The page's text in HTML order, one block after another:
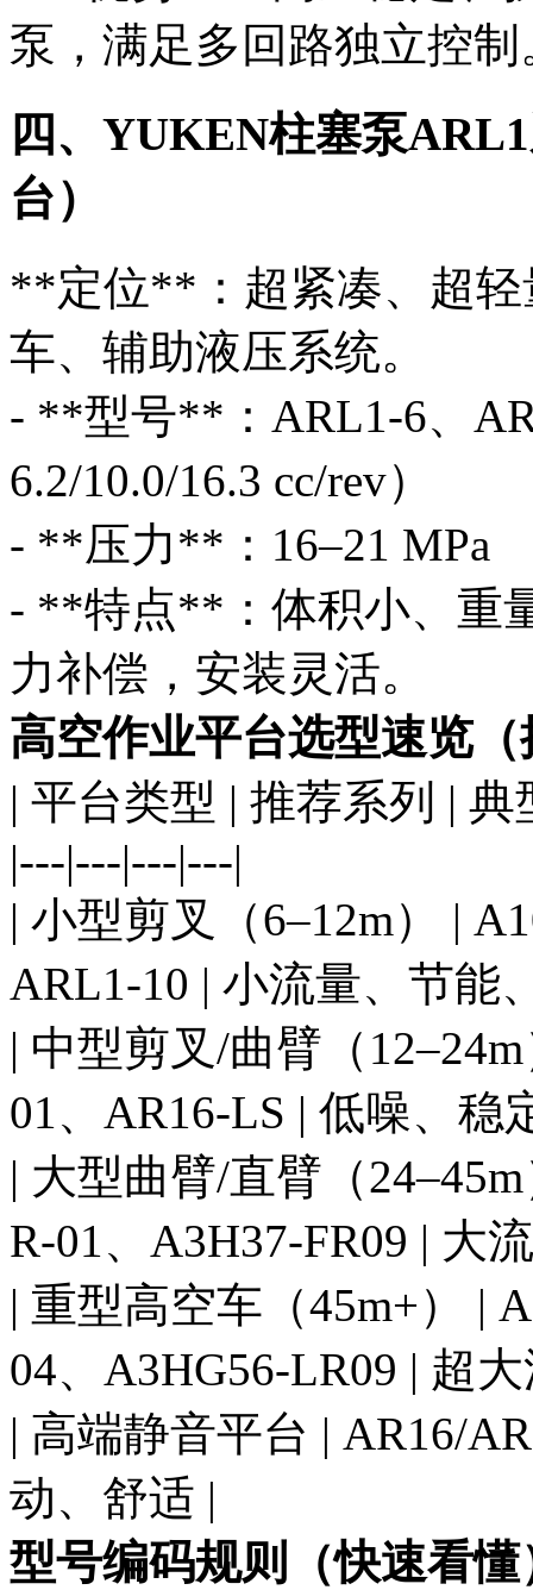
泵，满足多回路独立控制
四、YUKEN柱塞泵
台）
**定位**：超紧凑、超轻
车、辅助液压系统。
- **型号**：ARL1-6、
6.2/10.0/16.3 cc/rev）
- **压力**：16–21 MPa
- **特点**：体积小、重
力补偿，安装灵活。
高空作业平台选型速览
| 平台类型 | 推荐系列 |
|---|---|---|---|
| 小型剪叉（6–12m） |
ARL1-10 | 小流量、节能
| 中型剪叉/曲臂（
01、AR16-LS | 低噪、稳
| 大型曲臂/直臂（
R-01、A3H37-FR09 | 大
| 重型高空车（45m+） |
04、A3HG56-LR09 | 超
| 高端静音平台 | AR16/
动、舒适 |
型号编码规则（快速看懂